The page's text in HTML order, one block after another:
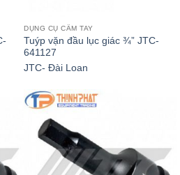
DỤNG CỤ CẦM TAY
Tuýp vặn đầu lục giác ¾” JTC-
641127
JTC- Đài Loan